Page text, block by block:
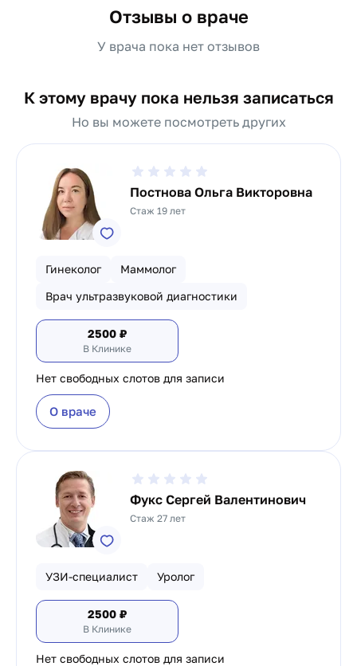
Отзывы о враче
У врача пока нет отзывов
К этому врачу пока нельзя записаться
Но вы можете посмотреть других
Постнова Ольга Викторовна
Стаж 19 лет
Гинеколог
Маммолог
Врач ультразвуковой диагностики
2500 ₽
В Клинике
Нет свободных слотов для записи
О враче
Фукс Сергей Валентинович
Стаж 27 лет
УЗИ-специалист Уролог
2500 ₽
В Клинике
Нет свободных слотов для записи